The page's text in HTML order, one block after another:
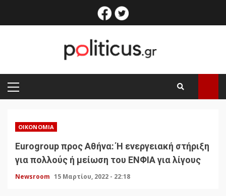
facebook
PRIMARY
MENU
ΟΙΚΟΝΟΜΊΑ
Eurogroup προς Αθήνα: Ή ενεργειακή στήριξη
για πολλούς ή μείωση του ΕΝΦΙΑ για λίγους
Newsroom 15 Μαρτίου, 2022 - 22:18